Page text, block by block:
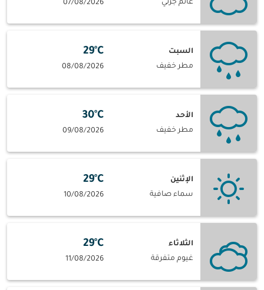
غائم جزئي 07/08/2026
السبت
مطر خفيف
29°C
08/08/2026
الأحد
مطر خفيف
30°C
09/08/2026
الإثنين
سماء صافية
29°C
10/08/2026
الثلاثاء
غيوم متفرقة
29°C
11/08/2026